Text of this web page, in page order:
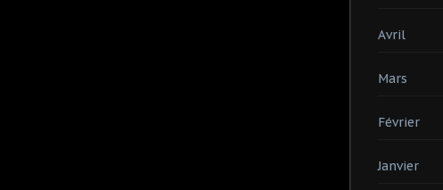
Avril
Mars
Février
Janvier